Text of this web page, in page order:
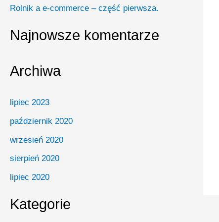
Rolnik a e-commerce – część pierwsza.
Najnowsze komentarze
Archiwa
lipiec 2023
październik 2020
wrzesień 2020
sierpień 2020
lipiec 2020
Kategorie